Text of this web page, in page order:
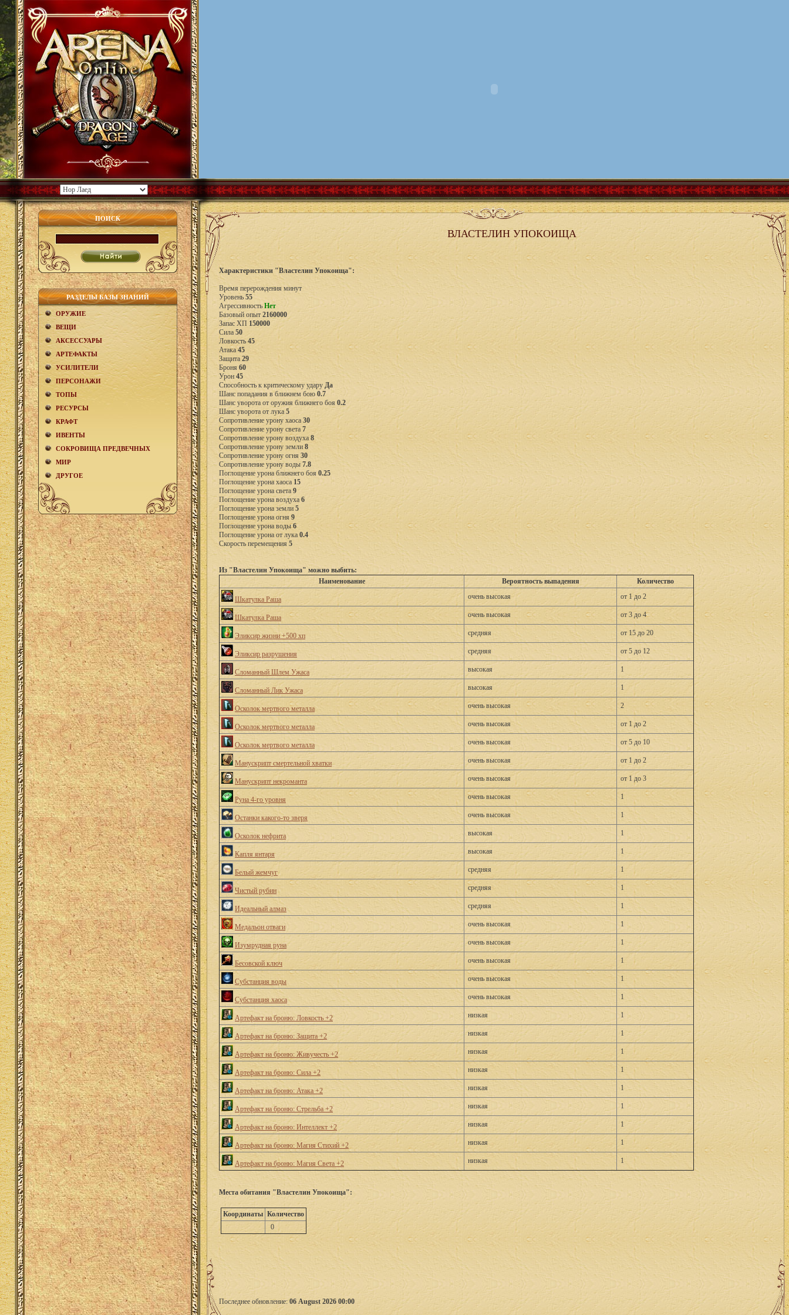
ПОИСК
РАЗДЕЛЫ БАЗЫ ЗНАНИЙ
ОРУЖИЕ
ВЕЩИ
АКCЕСCУАРЫ
АРТЕФАКТЫ
УСИЛИТЕЛИ
ПЕРСОНАЖИ
ТОПЫ
РЕСУРСЫ
КРАФТ
ИВЕНТЫ
СОКРОВИЩА ПРЕДВЕЧНЫХ
МИР
ДРУГОЕ
ВЛАСТЕЛИН УПОКОИЩА
Характеристики "Властелин Упокоища":
Время перерождения минут
Уровень 55
Агрессивность Нет
Базовый опыт 2160000
Запас ХП 150000
Сила 50
Ловкость 45
Атака45
Защита 29
Броня 60
Урон45
Способность к критическому удару Да
Шанс попадания в ближнем бою 0.7
Шанс уворота от оружия ближнего боя 0.2
Шанс уворота от лука 5
Сопротивление урону хаоса 30
Сопротивление урону света 7
Сопротивление урону воздуха 8
Сопротивление урону земли 8
Сопротивление урону огня 30
Сопротивление урону воды 7.8
Поглощение урона ближнего боя 0.25
Поглощение урона хаоса 15
Поглощение урона света 9
Поглощение урона воздуха 6
Поглощение урона земли 5
Поглощение урона огня 9
Поглощение урона воды6
Поглощение урона от лука 0.4
Скорость перемещения 5
Из "Властелин Упокоища" можно выбить:
Наименование
Вероятность выпадения Количество
Шкатулка Раша очень высокая от 1 до 2
Шкатулка Раша очень высокая от 3 до 4
Эликсир жизни +500 хп средняя от 15 до 20
Эликсир разрушения средняя от 5 до 12
Сломанный Шлем Ужаса высокая 1
Сломанный Лик Ужаса высокая 1
Осколок мертвого металла очень высокая 2
Осколок мертвого металла очень высокая от 1 до 2
Осколок мертвого металла очень высокая от 5 до 10
Манускрипт смертельной хватки очень высокая от 1 до 2
Манускрипт некроманта очень высокая от 1 до 3
Руна 4-го уровня очень высокая 1
Останки какого-то зверя очень высокая 1
Осколок нефрита высокая 1
Капля янтаря высокая 1
Белый жемчуг средняя 1
Чистый рубин средняя 1
Идеальный алмаз средняя 1
Медальон отваги очень высокая 1
Изумрудная руна очень высокая 1
Бесовской ключ очень высокая 1
Субстанция воды очень высокая 1
Субстанция хаоса очень высокая 1
Артефакт на броню: Ловкость +2 низкая 1
Артефакт на броню: Защита +2 низкая 1
Артефакт на броню: Живучесть +2 низкая 1
Артефакт на броню: Сила +2 низкая 1
Артефакт на броню: Атака +2 низкая 1
Артефакт на броню: Стрельба +2 низкая 1
Артефакт на броню: Интеллект +2 низкая 1
Артефакт на броню: Магия Стихий +2 низкая 1
Артефакт на броню: Магия Света +2 низкая 1
Места обитания "Властелин Упокоища":
Координаты Количество
0
Последнее обновление:06 August 2026 00:00